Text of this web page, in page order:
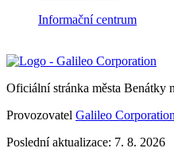
Informační centrum
Oficiální stránka města Benátky
Provozovatel Galileo
Poslední aktualizace: 7. 8. 2026